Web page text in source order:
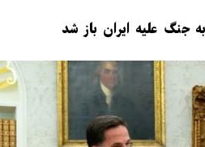
جنگ علیه ایران باز شد